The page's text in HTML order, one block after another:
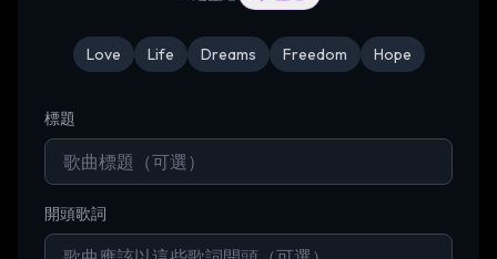
Love Life Dreams Freedom Hope
標題
開頭歌詞